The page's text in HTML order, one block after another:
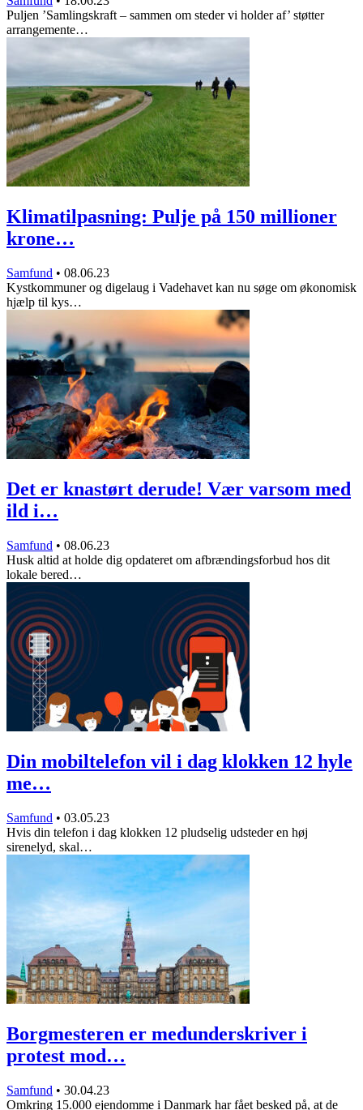
Puljen ’Samlingskraft – sammen om steder vi holder af’ støtter
arrangemente…
Klimatilpasning: Pulje på 150 millioner
krone…
Samfund • 08.06.23
Kystkommuner og digelaug i Vadehavet kan nu søge om økonomisk
hjælp til kys…
Det er knastørt derude! Vær varsom med
ild i…
Samfund • 08.06.23
Husk altid at holde dig opdateret om afbrændingsforbud hos dit
lokale bered…
Din mobiltelefon vil i dag klokken 12 hyle
me…
Samfund • 03.05.23
Hvis din telefon i dag klokken 12 pludselig udsteder en høj
sirenelyd, skal…
Borgmesteren er medunderskriver i
protest mod…
Samfund • 30.04.23
Omkring 15.000 ejendomme i Danmark har fået besked på, at de